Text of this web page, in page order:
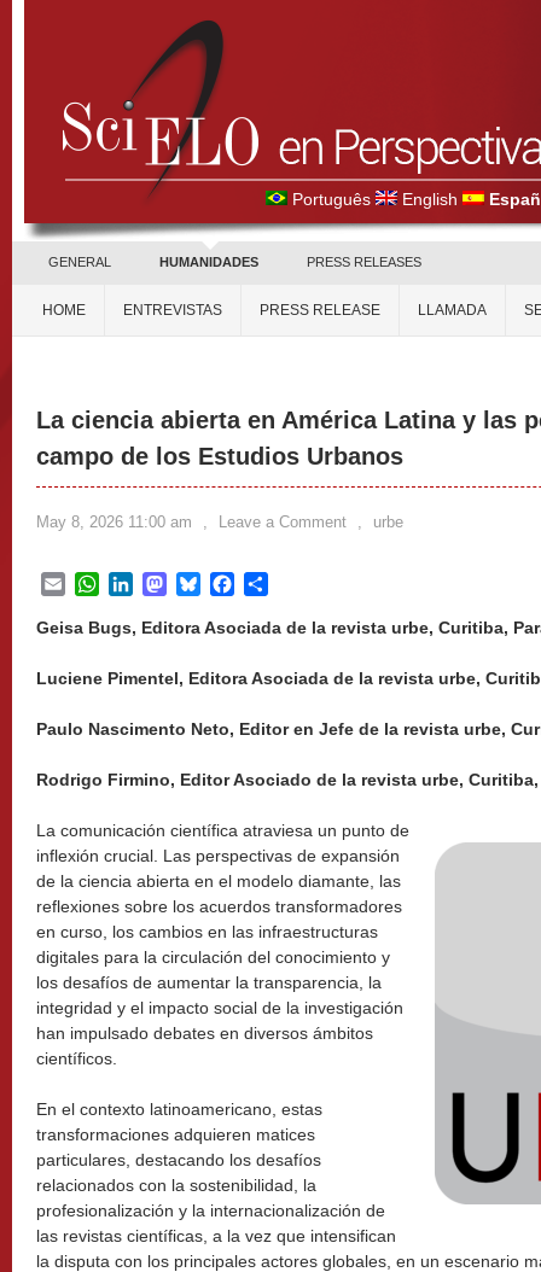
Português English
GENERAL HUMANIDADES PRESS RELEASES
HOME ENTREVISTAS PRESS RELEASE LLAMADA
La ciencia abierta en América Latina y las
campo de los Estudios Urbanos
May 8, 2026 11:00 am , Leave a Comment , urbe
EmailWhatsApp
LinkedInMastodon
BlueskyFacebook
Geisa Bugs, Editora Asociada de la revista urbe, Curitiba,
Luciene Pimentel, Editora Asociada de la revista urbe,
Paulo Nascimento Neto, Editor en Jefe de la revista urbe,
Rodrigo Firmino, Editor Asociado de la revista urbe,
La comunicación científica atraviesa un punto de
inflexión crucial. Las perspectivas de expansión
de la ciencia abierta en el modelo diamante, las
reflexiones sobre los acuerdos transformadores
en curso, los cambios en las infraestructuras
digitales para la circulación del conocimiento y
los desafíos de aumentar la transparencia, la
integridad y el impacto social de la investigación
han impulsado debates en diversos ámbitos
científicos.
En el contexto latinoamericano, estas
transformaciones adquieren matices
particulares, destacando los desafíos
relacionados con la sostenibilidad, la
profesionalización y la internacionalización de
las revistas científicas, a la vez que intensifican
la disputa con los principales actores globales, en un escenario